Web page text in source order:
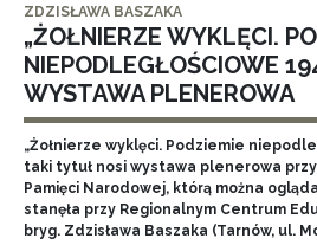
ZDZISŁAWA BASZAKA
„ŻOŁNIERZE WYKLĘCI.
NIEPODLEGŁOŚCIOWE
WYSTAWA PLENEROWA
„Żołnierze wyklęci. Podziemie
taki tytuł nosi wystawa plenerowa
Pamięci Narodowej, którą można
stanęła przy Regionalnym Centrum
bryg. Zdzisława Baszaka (Tarnów, ul.